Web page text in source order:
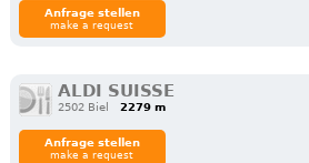
Anfrage stellen
make a request
ALDI SUISSE
2502 Biel 2279 m
Anfrage stellen
make a request